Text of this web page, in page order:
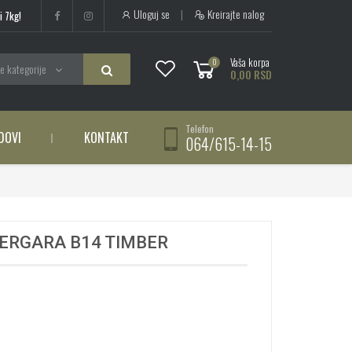
7kg! Uloguj se | Kreirajte nalog
0 Vaša korpa
0,00 RSD
kategorije
KONTAKT Telefon
064/615-14-15
B14 TIMBER